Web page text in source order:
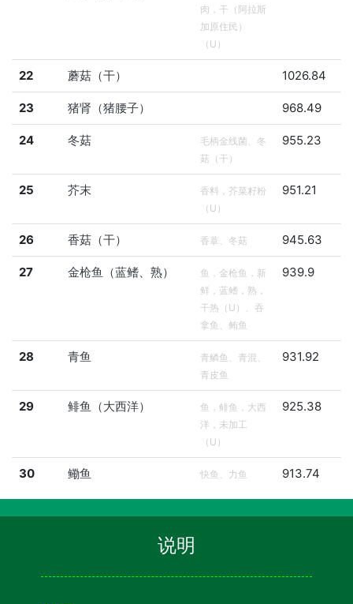
肉，干（阿拉斯
加原住民）
（U）
22 蘑菇（干） 1026.84
23 猪肾（猪腰子） 968.49
24 冬菇
毛柄金线菌、冬
菇（干）
955.23
25 芥末
香料，芥菜籽粉
（U）
951.21
26 香菇（干） 香蔁、冬菇 945.63
27 金枪鱼（蓝鳍、熟）
鱼，金枪鱼，新
鲜，蓝鳍，熟，
干热（U）、吞
拿鱼、鲔鱼
939.9
28 青鱼
青鳞鱼、青混、
青皮鱼
931.92
29 鲱鱼（大西洋）
鱼，鲱鱼，大西
洋，未加工
（U）
925.38
30 鳓鱼 快鱼、力鱼 913.74
说明